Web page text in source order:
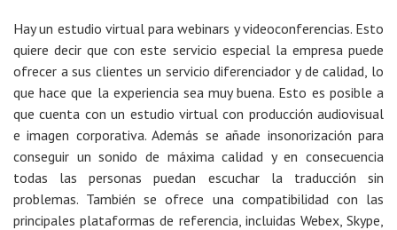
Hay un estudio virtual para webinars y videoconferencias. Esto
quiere decir que con este servicio especial la empresa puede
ofrecer a sus clientes un servicio diferenciador y de calidad, lo
que hace que la experiencia sea muy buena. Esto es posible a
que cuenta con un estudio virtual con producción audiovisual
e imagen corporativa. Además se añade insonorización para
conseguir un sonido de máxima calidad y en consecuencia
todas las personas puedan escuchar la traducción sin
problemas. También se ofrece una compatibilidad con las
principales plataformas de referencia, incluidas Webex, Skype,